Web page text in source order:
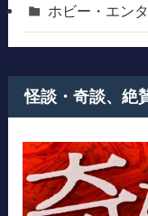
ホビー・エン
怪談・奇談、絶